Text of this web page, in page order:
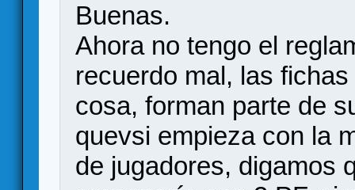
Buenas.
Ahora no tengo el
recuerdo mal, las
cosa, forman parte de
quevsi empieza con la
de jugadores, digamos